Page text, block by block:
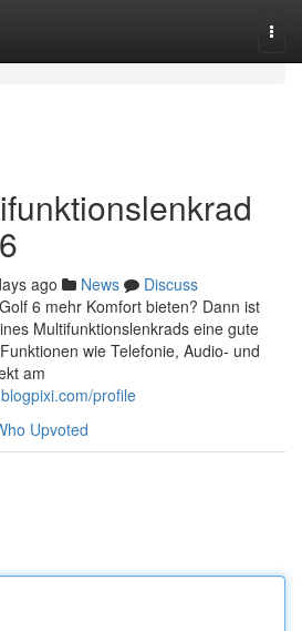
ago News
Discuss
6 mehr Komfort bieten? Dann ist
Multifunktionslenkrads eine gute
wie Telefonie, Audio- und
am
profile
Upvoted